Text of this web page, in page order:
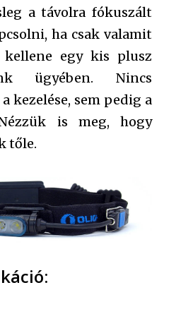
a távolra fókuszált
ha csak valamit
kellene egy kis plusz
ügyében. Nincs
kezelése, sem pedig a
is meg, hogy
tőle.